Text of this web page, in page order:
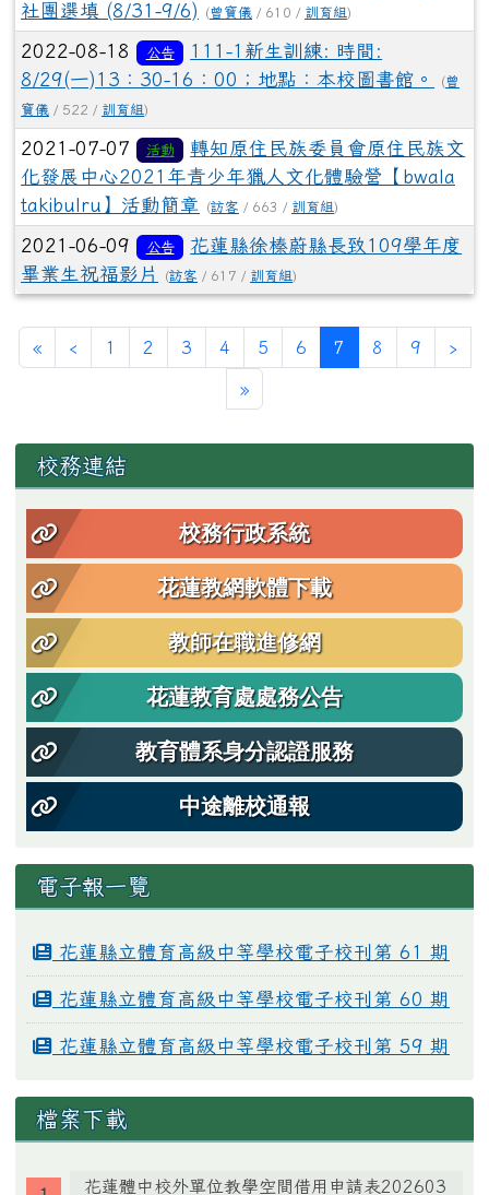
社團選填 (8/31-9/6)
(曾寶儀 / 610 / 訓育組)
2022-08-18 公告
111-1新生訓練: 時間:
8/29(一)13：30-16：00；地點：本校圖書館。
(曾
寶儀 / 522 / 訓育組)
2021-07-07 活動
轉知原住民族委員會原住民族文
化發展中心2021年青少年獵人文化體驗營【bwala
takibulru】活動簡章
(訪客 / 663 / 訓育組)
2021-06-09 公告
花蓮縣徐榛蔚縣長致109學年度
畢業生祝福影片
(訪客 / 617 / 訓育組)
«第一頁
‹上一頁
1 2 3 4 5 6 7 (目前頁次)
8 9 ›下
»最後頁
左邊區域內容
校務連結
校務行政系統
花蓮教網軟體下載
教師在職進修網
花蓮教育處處務公告
教育體系身分認證服務
中途離校通報
電子報一覽
花蓮縣立體育高級中等學校電子校刊第 61 期
花蓮縣立體育高級中等學校電子校刊第 60 期
花蓮縣立體育高級中等學校電子校刊第 59 期
檔案下載
花蓮體中校外單位教學空間借用申請表202603